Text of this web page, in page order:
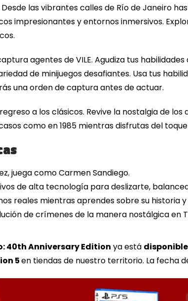
las vibrantes calles de Río de Janeiro
impresionantes y entornos inmersivos.
agentes de VILE. Agudiza tus
de minijuegos desafiantes. Usa tus
una orden de captura antes de actuar.
a los clásicos. Revive la nostalgia de
como en 1985 mientras disfrutas del
juega como Carmen Sandiego.
de alta tecnología para deslizarte,
reales mientras aprendes sobre su historia
de crímenes de la manera nostálgica en
40th Anniversary Edition ya está
5en tiendas de nuestro territorio. La fecha